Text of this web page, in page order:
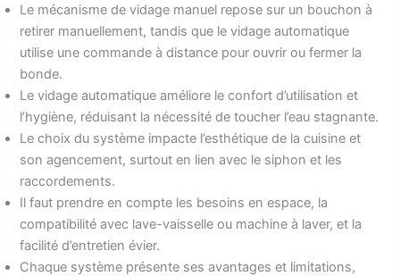
Le mécanisme de vidage manuel repose sur un bouchon à
retirer manuellement, tandis que le vidage automatique
utilise une commande à distance pour ouvrir ou fermer la
bonde.
Le vidage automatique améliore le confort d’utilisation et
l’hygiène, réduisant la nécessité de toucher l’eau stagnante.
Le choix du système impacte l’esthétique de la cuisine et
son agencement, surtout en lien avec le siphon et les
raccordements.
Il faut prendre en compte les besoins en espace, la
compatibilité avec lave-vaisselle ou machine à laver, et la
facilité d’entretien évier.
Chaque système présente ses avantages et limitations,